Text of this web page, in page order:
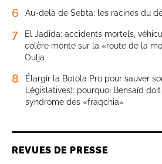
6 Au-delà de Sebta: les racines du
7
El Jadida: accidents mortels,
colère monte sur la «route de la
Oulja
8
Élargir la Botola Pro pour sauver
Législatives): pourquoi Bensaïd
syndrome des «fraqchia»
REVUES DE PRESSE